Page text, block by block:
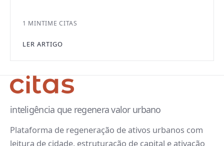
1 MINTIME CITAS
LER ARTIGO
inteligência que regenera valor urbano
Plataforma de regeneração de ativos urbanos com
leitura de cidade, estruturação de capital e ativação